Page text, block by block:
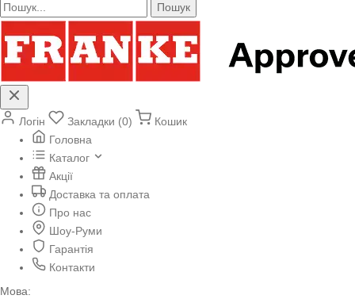
Пошук
Логін Закладки (0)
Кошик
Головна
Каталог
Акції
Доставка та оплата
Про нас
Шоу-Руми
Гарантія
Контакти
Мова: